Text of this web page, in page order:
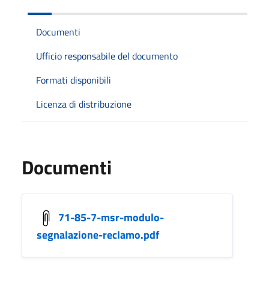
Documenti
Ufficio responsabile del documento
Formati disponibili
Licenza di distribuzione
Documenti
71-85-7-msr-modulo-
segnalazione-reclamo.pdf